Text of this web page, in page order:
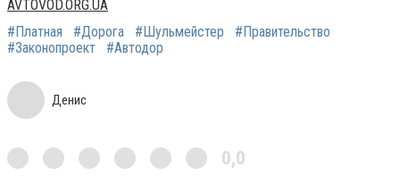
AVTOVOD.ORG.UA
#Платная
#Дорога #Шульмейстер
#Правительство
#Законопроект
#Автодор
Денис
0,0